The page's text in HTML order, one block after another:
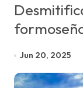
Jun 20, 2025